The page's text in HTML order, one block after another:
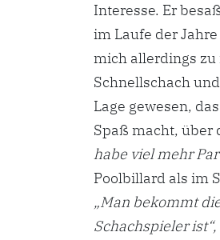
Interesse. Er
im Laufe der
mich allerdings zu
Schnellschach
Lage gewesen,
Spaß macht, über
habe viel mehr
Poolbillard als im
„Man bekommt
Schachspieler ist“,